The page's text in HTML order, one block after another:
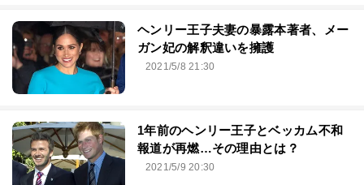
ヘンリー王子夫妻の暴露本著者、メー
ガン妃の解釈違いを擁護
2021/5/8 21:30
1年前のヘンリー王子とベッカム不和
報道が再燃…その理由とは？
2021/5/9 20:30